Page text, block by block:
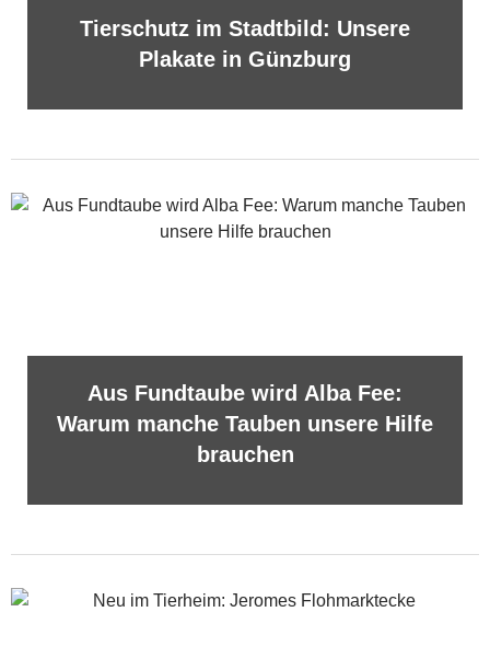
Tierschutz im Stadtbild: Unsere
Plakate in Günzburg
Aus Fundtaube wird Alba Fee:
Warum manche Tauben unsere Hilfe
brauchen